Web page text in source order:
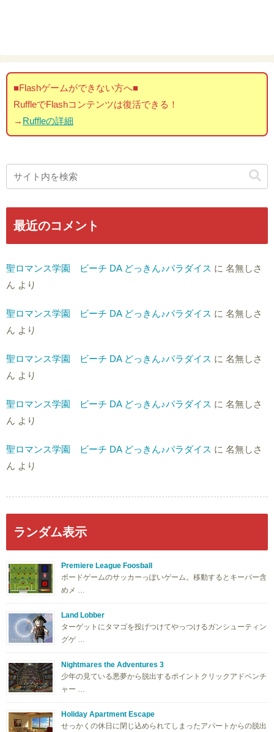
■Flashゲームができない方へ■
RuffleでFlashコンテンツは復活できる！
→ Ruffleの詳細
最近のコメント
聖ロマンス学園 ビーチ DA どっきん♪パラダイス に 名無しさ
ん より
聖ロマンス学園 ビーチ DA どっきん♪パラダイス に 名無しさ
ん より
聖ロマンス学園 ビーチ DA どっきん♪パラダイス に 名無しさ
ん より
聖ロマンス学園 ビーチ DA どっきん♪パラダイス に 名無しさ
ん より
聖ロマンス学園 ビーチ DA どっきん♪パラダイス に 名無しさ
ん より
ランダム表示
Premiere League Foosball
ボードゲームのサッカーっぽいゲーム。移動するとキーパー含
めメ …
Land Lobber
ターゲットにタマゴを投げつけてやっつけるガンシューティン
グゲ …
Nightmares the Adventures 3
少年の見ている悪夢から脱出するポイントクリックアドベンチ
ャー …
Holiday Apartment Escape
せっかくの休日に閉じ込められてしまったアパートからの脱出